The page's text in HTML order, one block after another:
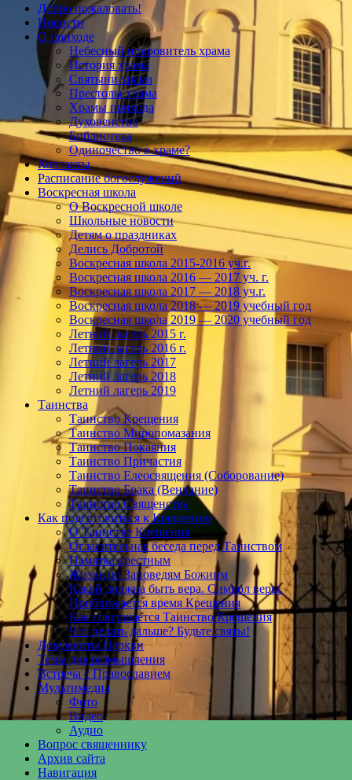
Добро пожаловать!
Новости
О приходе
Небесный покровитель храма
История храма
Святыни храма
Престолы храма
Храмы прихода
Духовенство
Библиотека
Одиночество в храме?
Контакты
Расписание богослужений
Воскресная школа
О Воскресной школе
Школьные новости
Детям о праздниках
Делись Добротой
Воскресная школа 2015-2016 уч.г.
Воскресная школа 2016 — 2017 уч. г.
Воскресная школа 2017 — 2018 уч.г.
Воскресная школа 2018 — 2019 учебный год
Воскресная школа 2019 — 2020 учебный год
Летний лагерь 2015 г.
Летний лагерь 2016 г.
Летний лагерь 2017
Летний лагерь 2018
Летний лагерь 2019
Таинства
Таинство Крещения
Таинство Миропомазания
Таинство Покаяния
Таинство Причастия
Таинство Елеосвящения (Соборование)
Таинство Брака (Венчание)
Таинство Священства
Как подготовиться к Крещению
О Таинстве Крещения
Огласительная беседа перед Таинством
Памятка крестным
Жизнь по Заповедям Божиим
Какой должна быть вера. Символ веры.
Приближается время Крещения
Как совершается Таинство Крещения
Что делать дальше? Будьте святы!
Документы Церкви
Темы для размышления
Встреча с Православием
Мультимедиа
Фото
Видео
Аудио
Вопрос священнику
Архив сайта
Навигация